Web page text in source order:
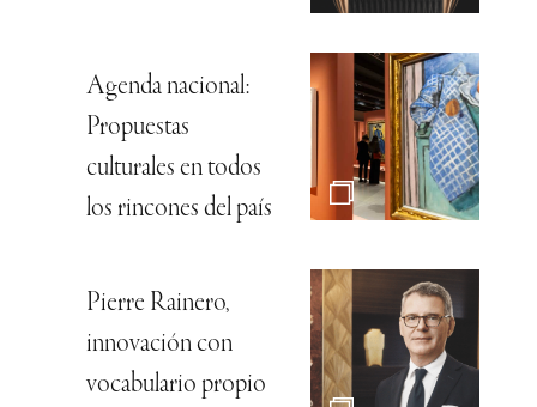
Agenda nacional:
Propuestas
culturales en todos
los rincones del país
Pierre Rainero,
innovación con
vocabulario propio